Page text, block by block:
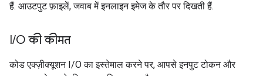
हैं. आउटपुट फ़ाइलें, जवाब में इनलाइन इमेज के तौर पर दिखती हैं.
I/O की कीमत
कोड एक्ज़ीक्यूशन I/O का इस्तेमाल करने पर, आपसे इनपुट टोकन और